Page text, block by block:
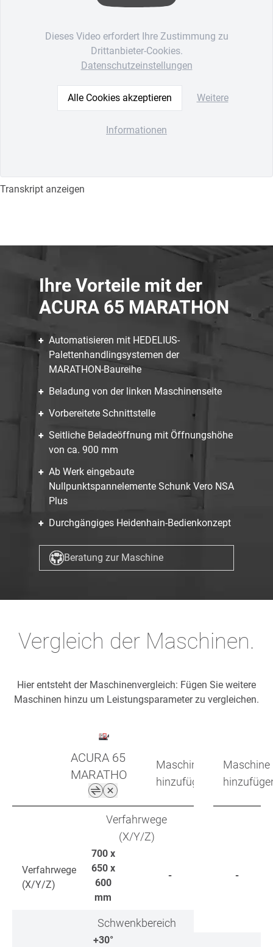
Dieses Video erfordert Ihre Zustimmung zu
Drittanbieter-Cookies.
Datenschutzeinstellungen
Alle Cookies akzeptieren Weitere
Informationen
Transkript anzeigen
Ihre Vorteile mit der
ACURA 65 MARATHON
Automatisieren mit HEDELIUS-
Palettenhandlingsystemen der
MARATHON-Baureihe
Beladung von der linken Maschinenseite
Vorbereitete Schnittstelle
Seitliche Beladeöffnung mit Öffnungshöhe
von ca. 900 mm
Ab Werk eingebaute
Nullpunktspannelemente Schunk Vero NSA
Plus
Durchgängiges Heidenhain-Bedienkonzept
Beratung zur Maschine
Vergleich der Maschinen.
Hier entsteht der Maschinenvergleich: Fügen Sie weitere
Maschinen hinzu um Leistungsparameter zu vergleichen.
ACURA 65
MARATHON
Maschine
hinzufügen
Maschine
Verfahrwege
(X/Y/Z)
Verfahrwege
(X/Y/Z)
700 x
650 x
600
mm
- -
Schwenkbereich
+30°